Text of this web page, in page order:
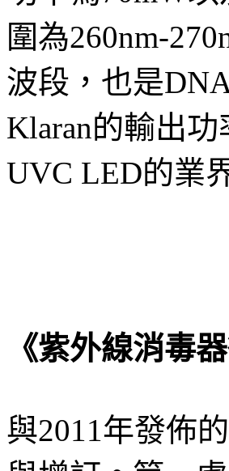
圍為260nm-
波段，也是
Klaran的輸出
UVC LED的業
《紫外線消毒
與2011年發佈